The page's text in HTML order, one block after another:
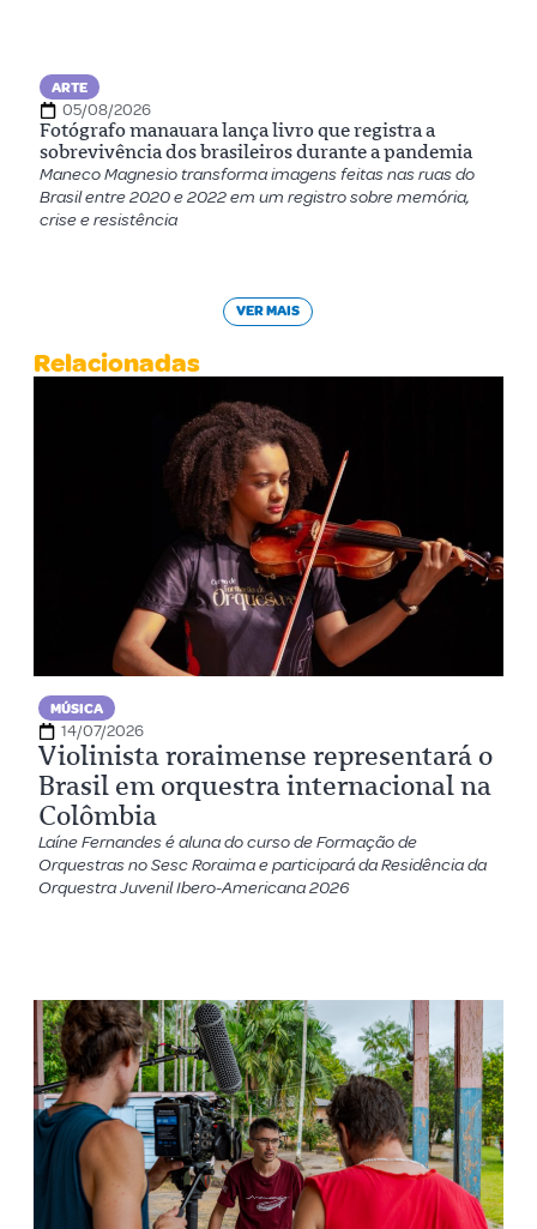
ARTE
05/08/2026
Fotógrafo manauara lança livro que registra a
sobrevivência dos brasileiros durante a pandemia
Maneco Magnesio transforma imagens feitas nas ruas do
Brasil entre 2020 e 2022 em um registro sobre memória,
crise e resistência
VER MAIS
Relacionadas
MÚSICA
14/07/2026
Violinista roraimense representará o
Brasil em orquestra internacional na
Colômbia
Laíne Fernandes é aluna do curso de Formação de
Orquestras no Sesc Roraima e participará da Residência da
Orquestra Juvenil Ibero-Americana 2026